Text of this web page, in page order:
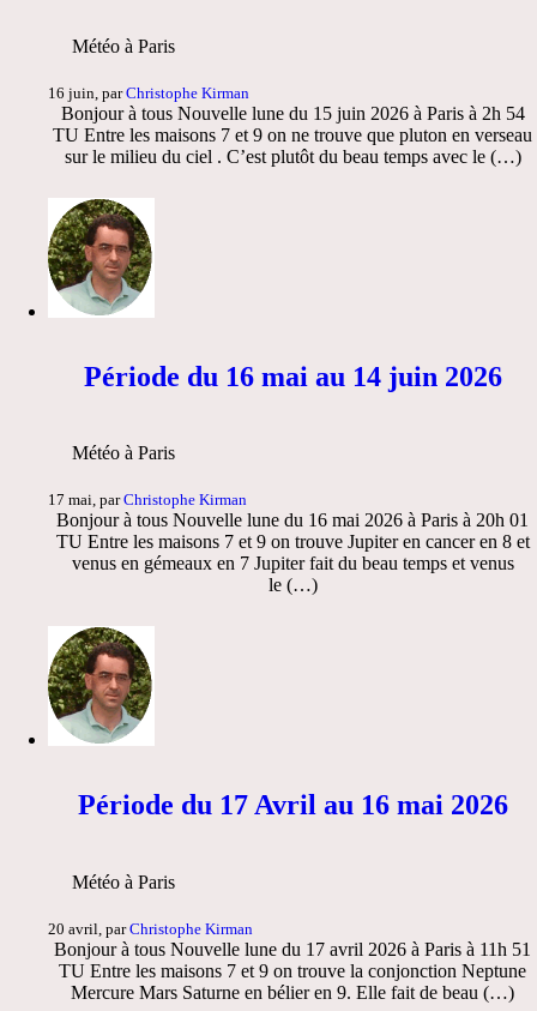
Météo à Paris
16 juin, parChristophe Kirman
Bonjour à tous Nouvelle lune du 15 juin 2026 à Paris à 2h 54
TU Entre les maisons 7 et 9 on ne trouve que pluton en verseau
sur le milieu du ciel . C’est plutôt du beau temps avec le (…)
Période du 16 mai au 14 juin 2026
Météo à Paris
17 mai, parChristophe Kirman
Bonjour à tous Nouvelle lune du 16 mai 2026 à Paris à 20h 01
TU Entre les maisons 7 et 9 on trouve Jupiter en cancer en 8 et
venus en gémeaux en 7 Jupiter fait du beau temps et venus
le (…)
Période du 17 Avril au 16 mai 2026
Météo à Paris
20 avril, parChristophe Kirman
Bonjour à tous Nouvelle lune du 17 avril 2026 à Paris à 11h 51
TU Entre les maisons 7 et 9 on trouve la conjonction Neptune
Mercure Mars Saturne en bélier en 9. Elle fait de beau (…)